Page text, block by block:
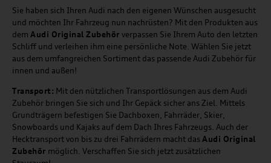
Sie haben sich Ihren Audi nach den eigenen Wünschen ausgesucht
und möchten Ihr Fahrzeug nun nachrüsten? Mit den Produkten aus
dem Audi Original Zubehör verpassen Sie Ihrem Auto den letzten
Schliff und verleihen ihm eine persönliche Note. Wählen Sie jetzt
aus dem umfangreichen Sortiment das passende Audi Zubehör für
innen und außen!
Transport: Mit den nützlichen Transportlösungen aus dem Audi
Zubehör bringen Sie sich und Ihr Gepäck sicher ans Ziel. Mittels
Grundträgern befestigen Sie Dachboxen, Fahrräder, Skier,
Snowboards und Kajaks auf dem Dach Ihres Fahrzeugs. Auch der
Hecktransport von bis zu drei Fahrrädern macht das Audi Original
Zubehör möglich. Verschaffen Sie sich jetzt zusätzlichen